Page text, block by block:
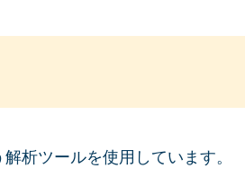
析ツールを使用しています。